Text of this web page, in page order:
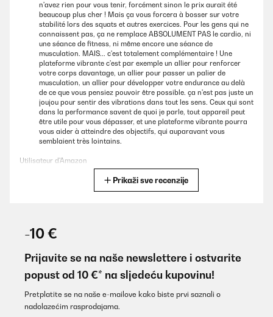
n'avez rien pour vous tenir, forcément sinon le prix aurait été
beaucoup plus cher ! Mais ça vous forcera à bosser sur votre
stabilité lors des squats et autres exercices. Pour les gens qui ne
connaissent pas, ça ne remplace ABSOLUMENT PAS le cardio, ni
une séance de fitness, ni même encore une séance de
musculation. MAIS... c'est totalement complémentaire ! Une
plateforme vibrante c'est par exemple un allier pour renforcer
votre corps davantage, un allier pour passer un palier de
musculation, un allier pour développer votre endurance au delà
de ce que vous pensiez pouvoir être possible. ça n'est pas juste un
joujou pour sentir des vibrations dans tout les sens. Ceux qui sont
dans la performance savent de quoi je parle, tout appareil peut
être utile pour vous dépasser, et une plateforme vibrante pourra
vous aider à atteindre des objectifs, qui auparavant vous
semblaient très lointains.
Utilisateur d'Amazon
Utilisateur d'Amazon
Prikaži sve recenzije
-10 €
Prijavite se na naše newslettere i ostvarite
popust od 10 €* na sljedeću kupovinu!
Pretplatite se na naše e-mailove kako biste prvi saznali o
nadolazećim rasprodajama.